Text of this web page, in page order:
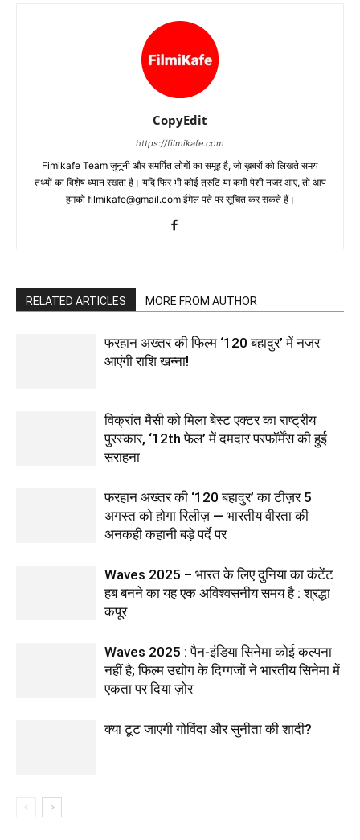
CopyEdit
https://filmikafe.com
Fimikafe Team जुनूनी और समर्पित लोगों का समूह है, जो ख़बरों को लिखते समय
तथ्‍यों का विशेष ध्‍यान रखता है। यदि फिर भी कोई त्रुटि या कमी पेशी नजर आए, तो आप
हमको filmikafe@gmail.com ईमेल पते पर सूचित कर सकते हैं।
RELATED ARTICLES MORE FROM AUTHOR
फरहान अख्तर की फिल्म ‘120 बहादुर’ में नजर
आएंगी राशि खन्ना!
विक्रांत मैसी को मिला बेस्ट एक्टर का राष्ट्रीय
पुरस्कार, ‘12th फेल’ में दमदार परफॉर्मेंस की हुई
सराहना
फरहान अख्तर की ‘120 बहादुर’ का टीज़र 5
अगस्त को होगा रिलीज़ — भारतीय वीरता की
अनकही कहानी बड़े पर्दे पर
Waves 2025 – भारत के लिए दुनिया का कंटेंट
हब बनने का यह एक अविश्वसनीय समय है : श्रद्धा
कपूर
Waves 2025 : पैन-इंडिया सिनेमा कोई कल्पना
नहीं है; फिल्म उद्योग के दिग्गजों ने भारतीय सिनेमा में
एकता पर दिया ज़ोर
क्या टूट जाएगी गोविंदा और सुनीता की शादी?